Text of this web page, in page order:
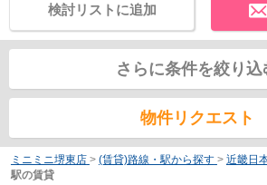
検討リストに追加
さらに条件を絞り込
物件リクエスト
ミニミニ堺東店 > (賃貸)路線・駅から探す > 近畿日
駅の賃貸